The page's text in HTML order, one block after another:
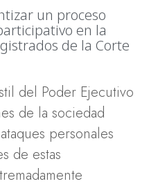
un proceso
en la
de la Corte
del Poder Ejecutivo
de la sociedad
personales
de estas